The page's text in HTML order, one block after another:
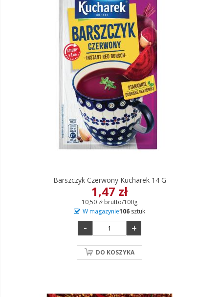
Barszczyk Czerwony Kucharek 14 G
1,47 zł
10,50 zł brutto/100g
W magazynie106 sztuk
- +
DO KOSZYKA